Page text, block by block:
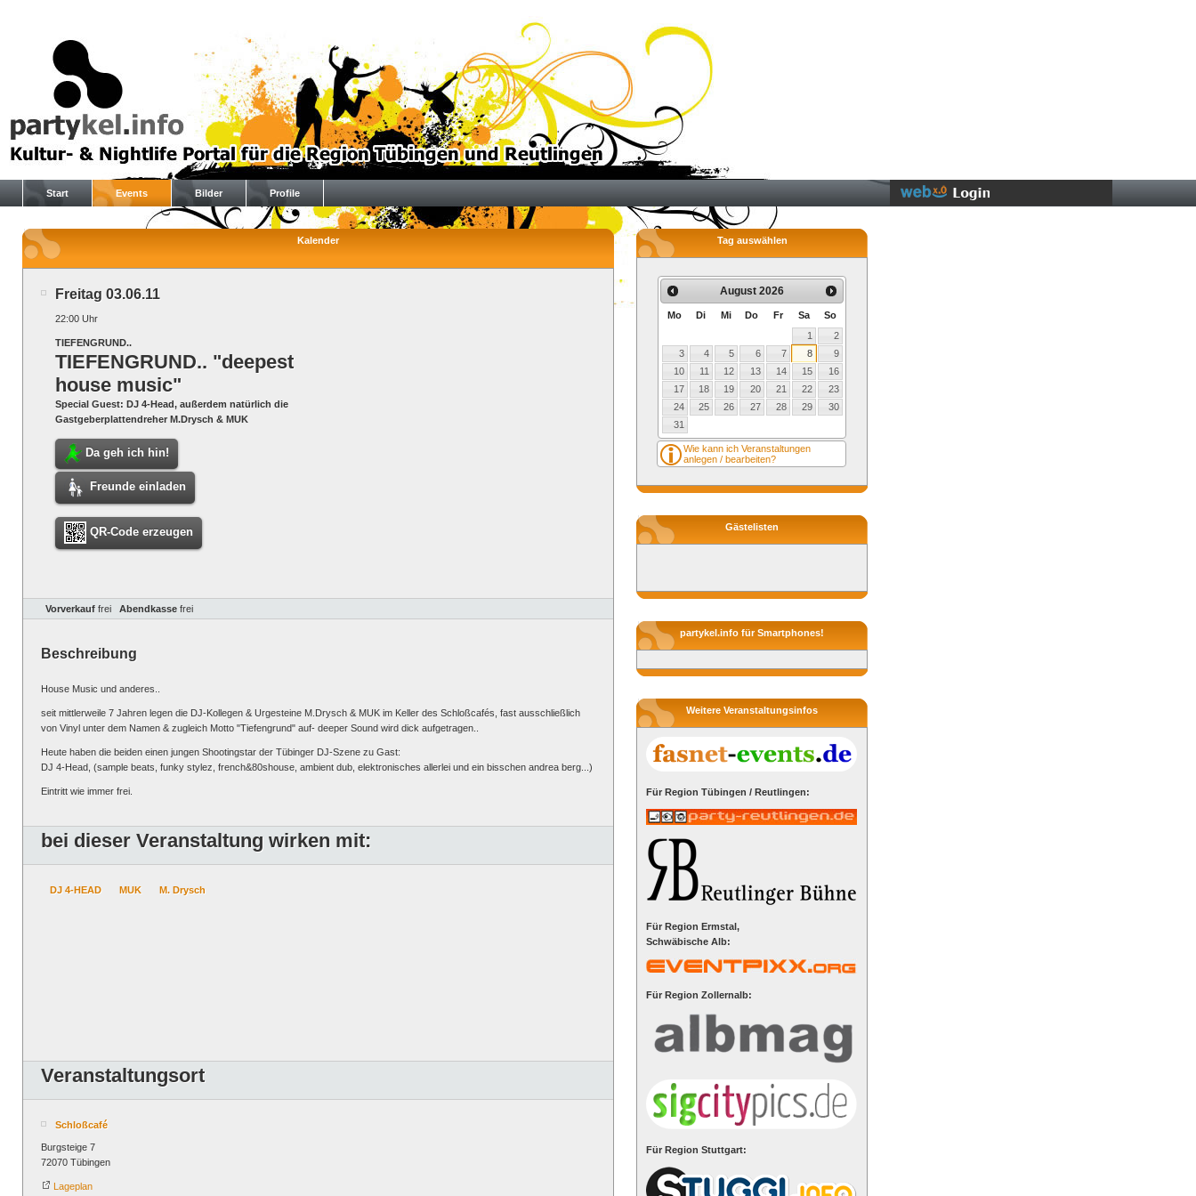
Start Events Bilder Profile
Kalender
Freitag 03.06.11
22:00 Uhr
TIEFENGRUND..
TIEFENGRUND.. "deepest
house music"
Special Guest: DJ 4-Head, außerdem natürlich die
Gastgeberplattendreher M.Drysch & MUK
Da geh ich hin!
Freunde einladen
QR-Code erzeugen
Vorverkauf frei Abendkasse frei
Beschreibung
House Music und anderes..
seit mittlerweile 7 Jahren legen die DJ-Kollegen & Urgesteine M.Drysch & MUK im Keller des Schloßcafés, fast ausschließlich
von Vinyl unter dem Namen & zugleich Motto "Tiefengrund" auf- deeper Sound wird dick aufgetragen..
Heute haben die beiden einen jungen Shootingstar der Tübinger DJ-Szene zu Gast:
DJ 4-Head, (sample beats, funky stylez, french&80shouse, ambient dub, elektronisches allerlei und ein bisschen andrea berg...)
Eintritt wie immer frei.
bei dieser Veranstaltung wirken mit:
DJ 4-HEAD MUK M. Drysch
Veranstaltungsort
Schloßcafé
Burgsteige 7
72070 Tübingen
Lageplan
Tag auswählen
August 2026
Mo Di Mi Do Fr Sa
So
1
2
3
4 5 6 7 8
9
10
11 12 13 14 15
16
17
18 19 20 21 22
23
24
25 26 27 28 29
30
31
Wie kann ich Veranstaltungen
anlegen / bearbeiten?
Gästelisten
partykel.info für Smartphones!
Weitere Veranstaltungsinfos
Für Region Tübingen / Reutlingen:
Für Region Ermstal,
Schwäbische Alb:
Für Region Zollernalb:
Für Region Stuttgart: